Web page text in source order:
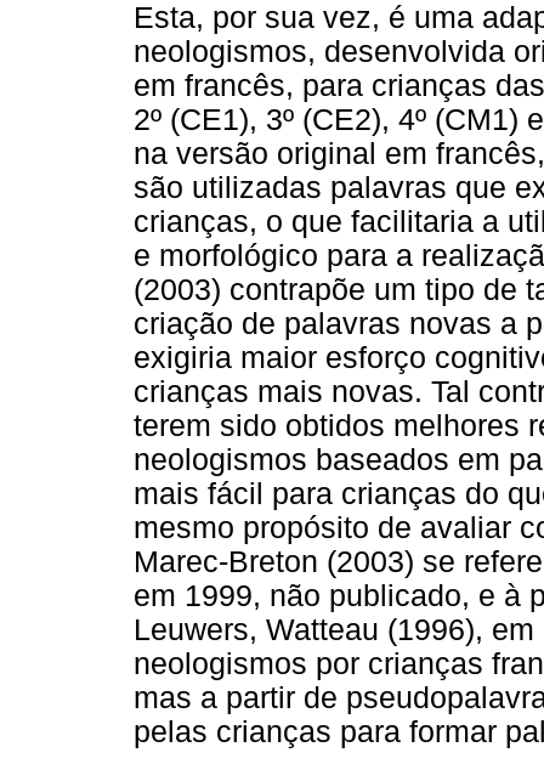
Esta, por sua vez, é uma
neologismos, desenvolvida
em francês, para crianças
2º (CE1), 3º (CE2), 4º (CM1)
na versão original em
são utilizadas palavras que
crianças, o que facilitaria a
e morfológico para a
(2003) contrapõe um tipo de
criação de palavras novas a
exigiria maior esforço
crianças mais novas. Tal
terem sido obtidos melhores
neologismos baseados em
mais fácil para crianças do
mesmo propósito de avaliar
Marec-Breton (2003) se
em 1999, não publicado, e à
Leuwers, Watteau (1996),
neologismos por crianças
mas a partir de
pelas crianças para formar